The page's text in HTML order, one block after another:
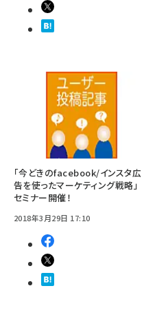
「今どきのfacebook/インスタ広
告を使ったマーケティング戦略」
セミナー開催！
2018年3月29日 17:10